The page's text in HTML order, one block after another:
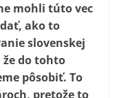
mohli túto vec
ako to
slovenskej
že do tohto
pôsobiť. To
pretože to